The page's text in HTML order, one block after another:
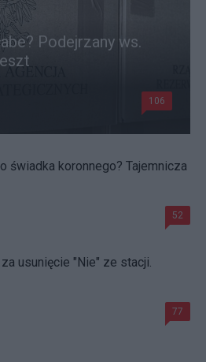
Podejrzany ws.
106
świadka koronnego? Tajemnicza
52
usunięcie "Nie" ze stacji.
77